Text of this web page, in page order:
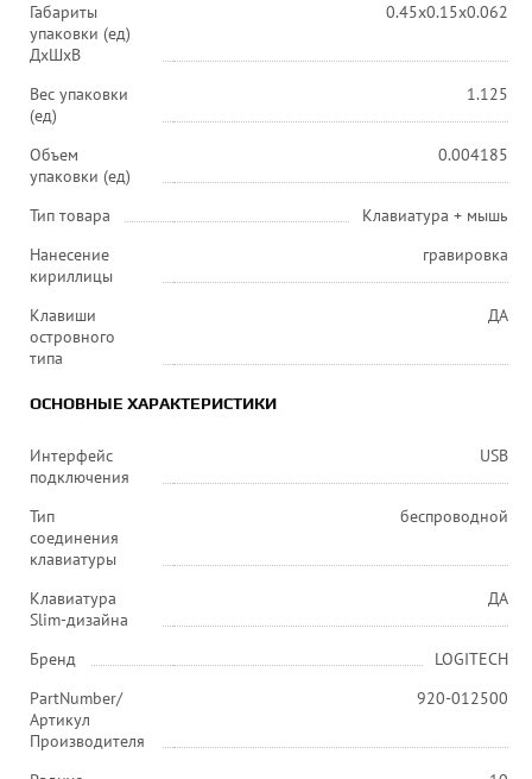
Габариты
упаковки (ед)
ДхШхВ
0.45x0.15x0.062
Вес упаковки
(ед)
1.125
Объем
упаковки (ед)
0.004185
Тип товара
Клавиатура + мышь
Нанесение
кириллицы
гравировка
Клавиши
островного
типа
ДА
ОСНОВНЫЕ ХАРАКТЕРИСТИКИ
Интерфейс
подключения
USB
Тип
соединения
клавиатуры
беспроводной
Клавиатура
Slim-дизайна
ДА
Бренд
LOGITECH
PartNumber/
Артикул
Производителя
920-012500